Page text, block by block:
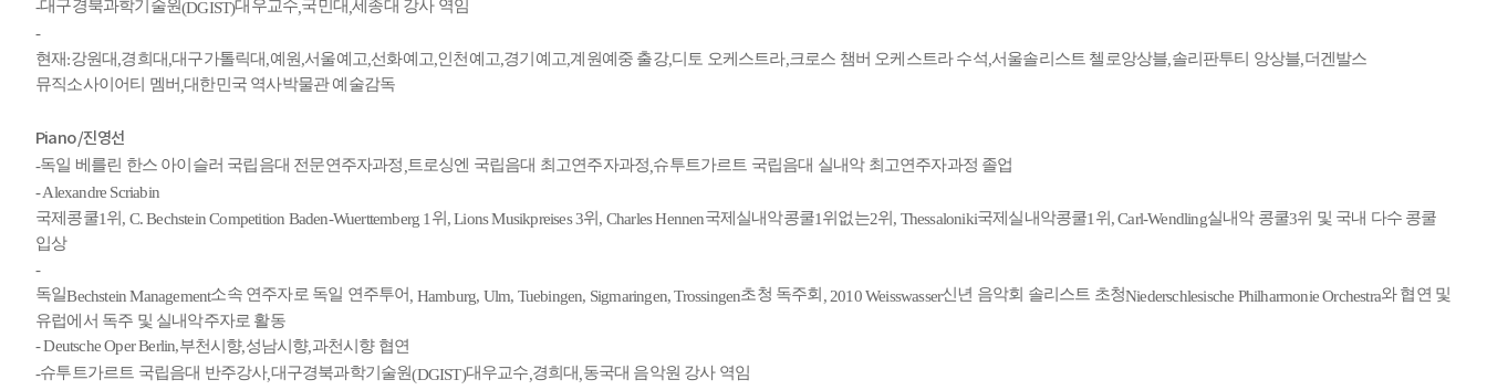
-대구경북과학기술원(DGIST)대우교수,국민대,세종대 강사 역임
-
현재:강원대,경희대,대구가톨릭대,예원,서울예고,선화예고,인천예고,경기예고,계원예중 출강,디토 오케스트라,크로스 챔버 오케스트라 수석,서울솔리스트 첼로앙상블,솔리판투티 앙상블,더겐발스
뮤직소사이어티 멤버,대한민국 역사박물관 예술감독
Piano /진영선
-독일 베를린 한스 아이슬러 국립음대 전문연주자과정,트로싱엔 국립음대 최고연주자과정,슈투트가르트 국립음대 실내악 최고연주자과정 졸업
- Alexandre Scriabin
국제콩쿨1위 , C. Bechstein Competition Baden-Wuerttemberg 1위 , Lions Musikpreises 3위 , Charles Hennen국제실내악콩쿨1위없는2위 , Thessaloniki국제실내악콩쿨1위 , Carl-Wendling실내악 콩쿨3위 및 국내 다수 콩쿨
입상
-
독일Bechstein Management소속 연주자로 독일 연주투어, Hamburg, Ulm, Tuebingen, Sigmaringen, Trossingen초청 독주회 , 2010 Weisswasser신년 음악회 솔리스트 초청Niederschlesische Philharmonie Orchestra와 협연 및
유럽에서 독주 및 실내악주자로 활동
- Deutsche Oper Berlin,부천시향,성남시향,과천시향 협연
-슈투트가르트 국립음대 반주강사,대구경북과학기술원(DGIST)대우교수,경희대,동국대 음악원 강사 역임